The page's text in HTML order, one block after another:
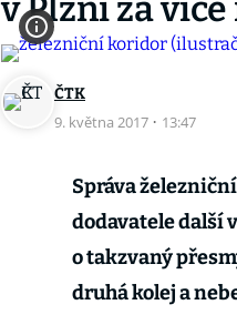
v Plzni za
ČTK
9. května 2017 · 13:47
Správa
dodavatele další
o takzvaný
druhá kolej a